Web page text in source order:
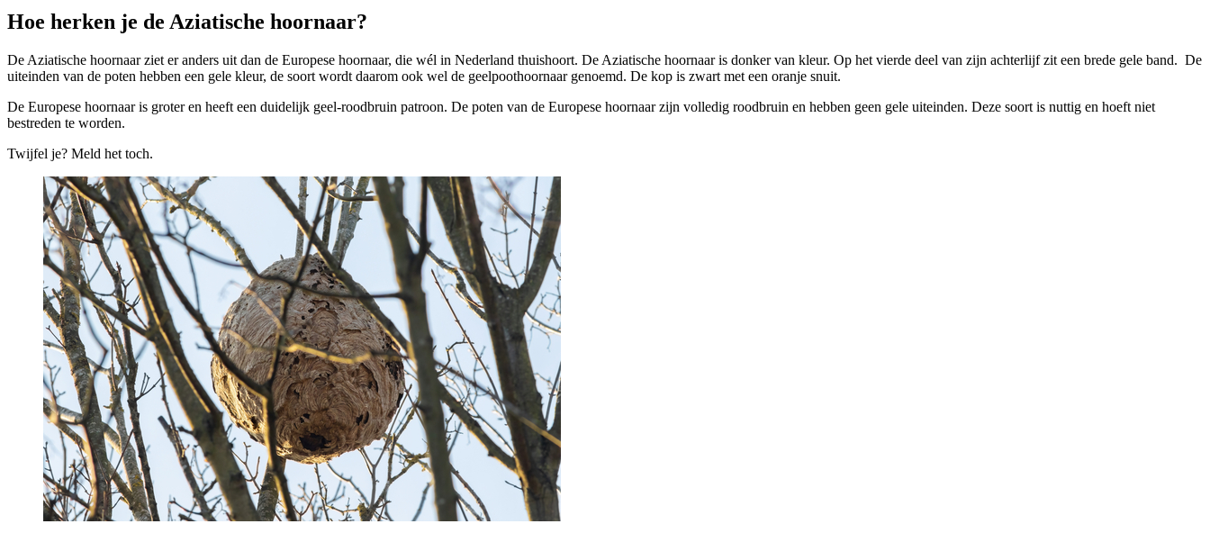
Hoe herken je de Aziatische hoornaar?
De Aziatische hoornaar ziet er anders uit dan de Europese hoornaar, die wél in Nederland thuishoort. De Aziatische hoornaar is donker van kleur. Op het vierde deel van zijn achterlijf zit een brede gele band. De
uiteinden van de poten hebben een gele kleur, de soort wordt daarom ook wel de geelpoothoornaar genoemd. De kop is zwart met een oranje snuit.
De Europese hoornaar is groter en heeft een duidelijk geel‑roodbruin patroon. De poten van de Europese hoornaar zijn volledig roodbruin en hebben geen gele uiteinden. Deze soort is nuttig en hoeft niet
bestreden te worden.
Twijfel je? Meld het toch.